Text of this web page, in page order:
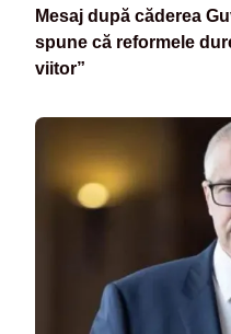
Mesaj după căderea
spune că reformele
viitor”